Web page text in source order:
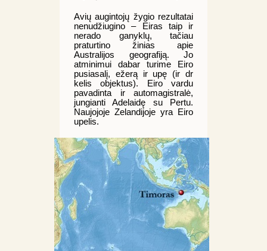
Avių augintojų žygio rezultatai
nenudžiugino – Eiras taip ir
nerado ganyklų, tačiau
praturtino žinias apie
Australijos geografiją. Jo
atminimui dabar turime Eiro
pusiasalį, ežerą ir upę (ir dr
kelis objektus). Eiro vardu
pavadinta ir automagistralė,
jungianti Adelaidę su Pertu.
Naujojoje Zelandijoje yra Eiro
upelis.